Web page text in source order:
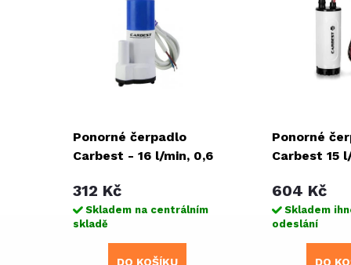
Ponorné čerpadlo
Carbest - 16 l/min, 0,6
312 Kč
Skladem na centrálním
skladě
DO KOŠÍKU
Ponorné
Carbest 15
604 Kč
Skladem
odeslání
DO